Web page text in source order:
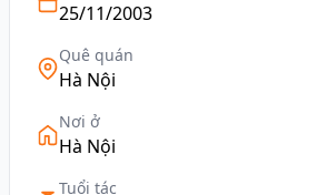
25/11/2003
Quê quán
Hà Nội
Nơi ở
Hà Nội
Tuổi tác